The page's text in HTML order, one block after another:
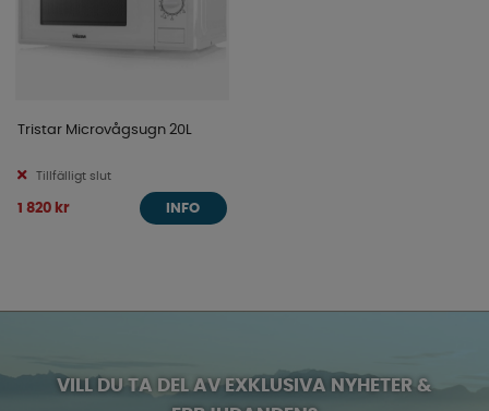
Tristar Microvågsugn 20L
Tillfälligt slut
1 820 kr INFO
VILL DU TA DEL AV EXKLUSIVA NYHETER &